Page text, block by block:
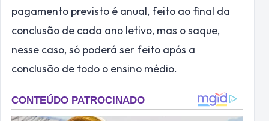
pagamento previsto é anual, feito ao final da
conclusão de cada ano letivo, mas o saque,
nesse caso, só poderá ser feito após a
conclusão de todo o ensino médio.